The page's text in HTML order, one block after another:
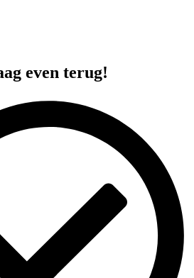
even terug!